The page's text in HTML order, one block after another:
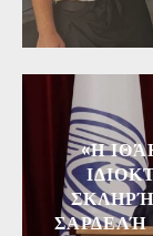
«Η
ΣΑΡΔΕΛΉ